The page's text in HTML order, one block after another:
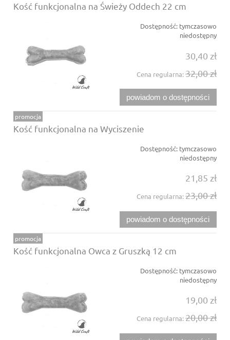
Kość funkcjonalna na Świeży Oddech 22 cm
Dostępność: tymczasowo
niedostępny
30,40 zł
Cena regularna:32,00 zł
powiadom o dostępności
Kość funkcjonalna na Wyciszenie
Dostępność: tymczasowo
niedostępny
21,85 zł
Cena regularna:23,00 zł
powiadom o dostępności
promocja
Kość funkcjonalna Owca z Gruszką 12 cm
Dostępność: tymczasowo
niedostępny
19,00 zł
Cena regularna:20,00 zł
promocja